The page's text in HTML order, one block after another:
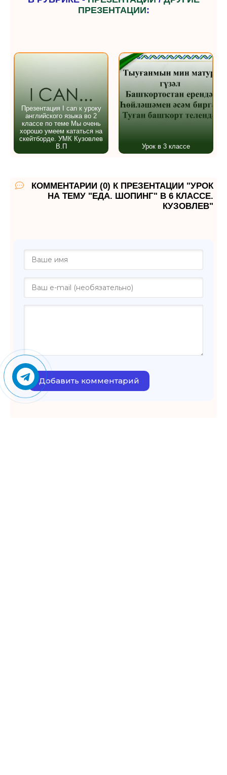
ПРЕЗЕНТАЦИИ:
Презентация I can к уроку
английского языка во 2
классе по теме Мы очень
хорошо умеем кататься на
скейтборде. УМК Кузовлев
В.П
Урок в 3 классе
КОММЕНТАРИИ (0) К ПРЕЗЕНТАЦИИ "УРОК
НА ТЕМУ "ЕДА. ШОПИНГ" В 6 КЛАССЕ.
КУЗОВЛЕВ"
Добавить комментарий